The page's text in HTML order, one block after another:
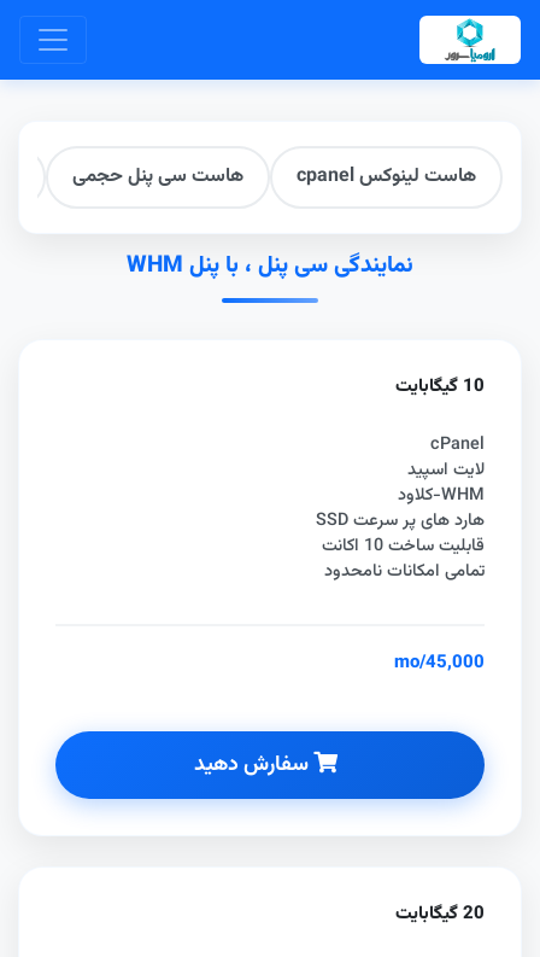
هاست لینوکس cpanel هاست سی پنل حجمی
نمایندگی سی پنل ، با پنل WHM
10 گیگابایت
cPanel
لایت اسپید
WHM-کلاود
هارد های پر سرعت SSD
قابلیت ساخت 10 اکانت
تمامی امکانات نامحدود
45,000
/mo
سفارش دهید
20 گیگابایت